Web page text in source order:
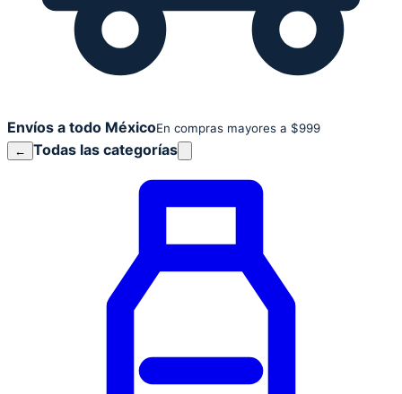
Envíos a todo MéxicoEn compras mayores a $999
← Todas las categorías